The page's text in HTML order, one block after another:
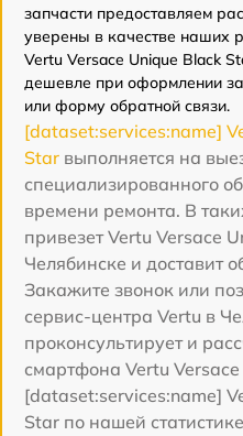
запчасти предоставляем
уверены в качестве наших
Vertu Versace Unique Black
дешевле при оформлении
или форму обратной связи.
[dataset:services:name]
Star выполняется на
специализированного
времени ремонта. В
привезет Vertu Versace
Челябинске и доставит
Закажите звонок или
сервис-центра Vertu в
проконсультирует и
смартфона Vertu
[dataset:services:name]
Star по нашей